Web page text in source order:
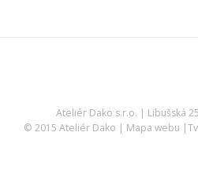
Ateliér Dako s.r.o. | Libušská
© 2015 Ateliér Dako | Mapa webu |